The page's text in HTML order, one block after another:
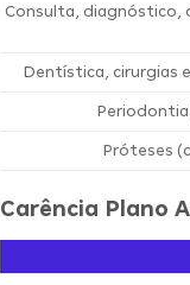
Consulta, diagnóstico,
Dentística, cirurgias
Próteses
Carência Plano